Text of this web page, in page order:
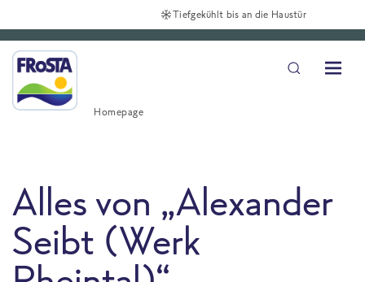
Tiefgekühlt bis an die Haustür
Homepage
Alles von „Alexander
Seibt (Werk